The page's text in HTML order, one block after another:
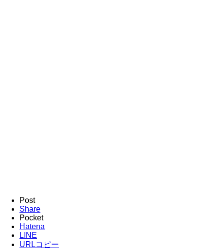
Post
Share
Pocket
Hatena
LINE
URLコピー